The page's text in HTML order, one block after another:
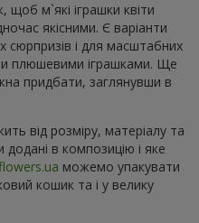
м`які іграшки квіти
якісними. Є варіанти
сюрпризів і для масштабних
плюшевими іграшками. Ще
придбати, заглянувши в
від розміру, матеріалу та
додані в композицію і яке
можемо упакувати
кошик та і у велику